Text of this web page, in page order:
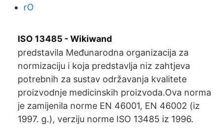
rO
ISO 13485 - Wikiwand
predstavila Međunarodna organizacija za
normizaciju i koja predstavlja niz zahtjeva
potrebnih za sustav održavanja kvalitete
proizvodnje medicinskih proizvoda.Ova norma
je zamijenila norme EN 46001, EN 46002 (iz
1997. g.), verziju norme ISO 13485 iz 1996.